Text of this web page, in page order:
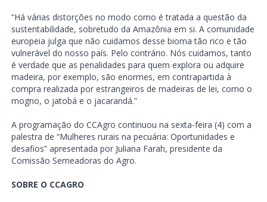
“Há várias distorções no modo como é tratada a questão da
sustentabilidade, sobretudo da Amazônia em si. A comunidade
europeia julga que não cuidamos desse bioma tão rico e tão
vulnerável do nosso país. Pelo contrário. Nós cuidamos, tanto
é verdade que as penalidades para quem explora ou adquire
madeira, por exemplo, são enormes, em contrapartida à
compra realizada por estrangeiros de madeiras de lei, como o
mogno, o jatobá e o jacarandá.”
A programação do CCAgro continuou na sexta-feira (4) com a
palestra de “Mulheres rurais na pecuária: Oportunidades e
desafios” apresentada por Juliana Farah, presidente da
Comissão Semeadoras do Agro.
SOBRE O CCAGRO